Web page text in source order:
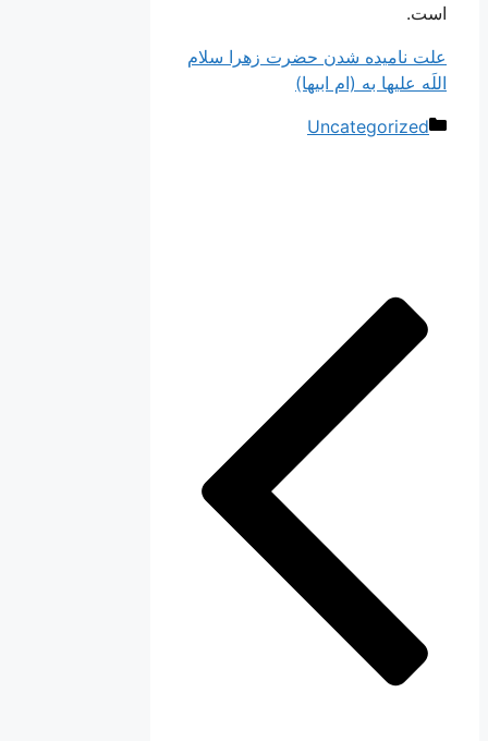
است.
علت نامیده شدن حضرت زهرا سلام
اللَه عليها به (ام ابیها)
دسته‌ها
Uncategorized